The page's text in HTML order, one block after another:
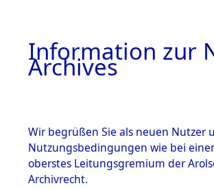
Information zur
Archives
Wir begrüßen Sie als neuen Nutzer
Nutzungsbedingungen wie bei
oberstes Leitungsgremium der
Archivrecht.